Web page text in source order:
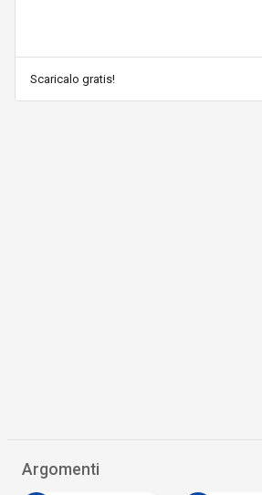
Scaricalo gratis!
Argomenti